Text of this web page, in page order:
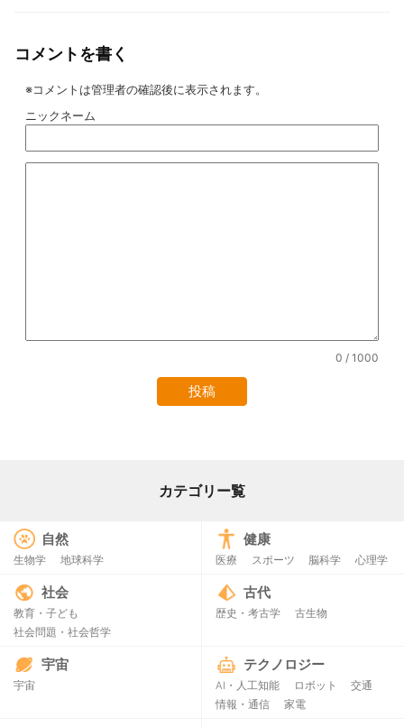
コメントを書く
※コメントは管理者の確認後に表示されます。
ニックネーム
0 / 1000
カテゴリー覧
自然
生物学 地球科学
健康
医療 スポーツ 脳科学 心理学
社会
教育・子ども
社会問題・社会哲学
古代
歴史・考古学 古生物
宇宙
宇宙
テクノロジー
AI・人工知能 ロボット
交通
情報・通信
家電